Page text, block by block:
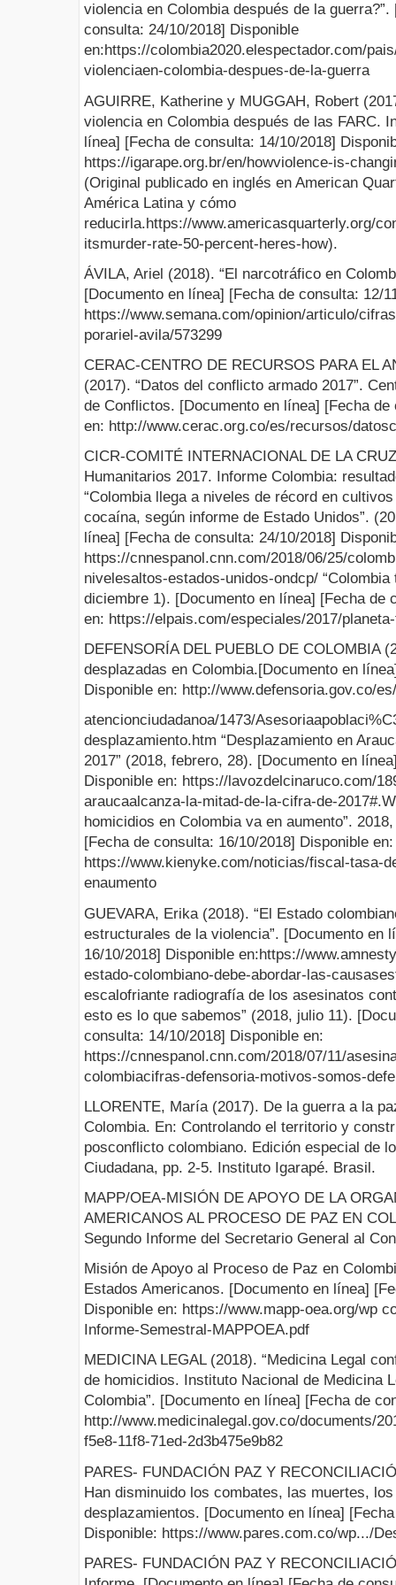
violencia en Colombia después de la
consulta: 24/10/2018] Disponible
en:https://colombia2020.elespectador.com/
violenciaen-colombia-despues-de-la-guerra
AGUIRRE, Katherine y MUGGAH, Robert
violencia en Colombia después de las FARC.
línea] [Fecha de consulta: 14/10/2018]
https://igarape.org.br/en/howviolence-is-
(Original publicado en inglés en American
América Latina y cómo
reducirla.https://www.americasquarterly.org/
itsmurder-rate-50-percent-heres-how).
ÁVILA, Ariel (2018). “El narcotráfico en
[Documento en línea] [Fecha de consulta: 12/
https://www.semana.com/opinion/articulo/
porariel-avila/573299
CERAC-CENTRO DE RECURSOS PARA EL
(2017). “Datos del conflicto armado 2017”.
de Conflictos. [Documento en línea] [Fecha
en: http://www.cerac.org.co/es/recursos/
CICR-COMITÉ INTERNACIONAL DE LA
Humanitarios 2017. Informe Colombia:
“Colombia llega a niveles de récord en
cocaína, según informe de Estado Unidos”.
línea] [Fecha de consulta: 24/10/2018]
https://cnnespanol.cnn.com/2018/06/25/
nivelesaltos-estados-unidos-ondcp/
diciembre 1). [Documento en línea] [Fecha de
en: https://elpais.com/especiales/2017/
DEFENSORÍA DEL PUEBLO DE COLOMBIA
desplazadas en Colombia.[Documento en
Disponible en: http://www.defensoria.gov.co/
atencionciudadanoa/1473/
desplazamiento.htm “Desplazamiento en
2017” (2018, febrero, 28). [Documento en
Disponible en: https://lavozdelcinaruco.com/
araucaalcanza-la-mitad-de-la-cifra-de-
homicidios en Colombia va en aumento”.
[Fecha de consulta: 16/10/2018] Disponible en:
https://www.kienyke.com/noticias/fiscal-tasa-
enaumento
GUEVARA, Erika (2018). “El Estado
estructurales de la violencia”. [Documento en
16/10/2018] Disponible en:https://
estado-colombiano-debe-abordar-las-
escalofriante radiografía de los asesinatos
esto es lo que sabemos” (2018, julio 11).
consulta: 14/10/2018] Disponible en:
https://cnnespanol.cnn.com/2018/07/11/
colombiacifras-defensoria-motivos-somos-
LLORENTE, María (2017). De la guerra a la
Colombia. En: Controlando el territorio y
posconflicto colombiano. Edición especial de
Ciudadana, pp. 2-5. Instituto Igarapé. Brasil.
MAPP/OEA-MISIÓN DE APOYO DE LA
AMERICANOS AL PROCESO DE PAZ EN
Segundo Informe del Secretario General al
Misión de Apoyo al Proceso de Paz en
Estados Americanos. [Documento en línea]
Disponible en: https://www.mapp-oea.org/wp
Informe-Semestral-MAPPOEA.pdf
MEDICINA LEGAL (2018). “Medicina Legal
de homicidios. Instituto Nacional de Medicina
Colombia”. [Documento en línea] [Fecha de
http://www.medicinalegal.gov.co/documents/
f5e8-11f8-71ed-2d3b475e9b82
PARES- FUNDACIÓN PAZ Y
Han disminuido los combates, las muertes,
desplazamientos. [Documento en línea]
Disponible: https://www.pares.com.co/wp.../
PARES- FUNDACIÓN PAZ Y